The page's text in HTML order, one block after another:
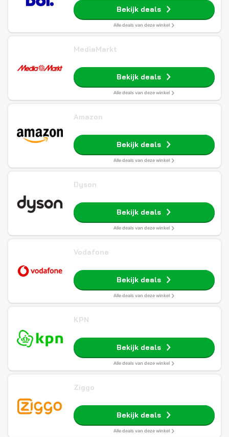
Bekijk deals
Alle deals van deze winkel
MediaMarkt
Bekijk deals
Alle deals van deze winkel
Amazon
Bekijk deals
Alle deals van deze winkel
Dyson
Bekijk deals
Alle deals van deze winkel
Vodafone
Bekijk deals
Alle deals van deze winkel
KPN
Bekijk deals
Alle deals van deze winkel
Ziggo
Bekijk deals
Alle deals van deze winkel